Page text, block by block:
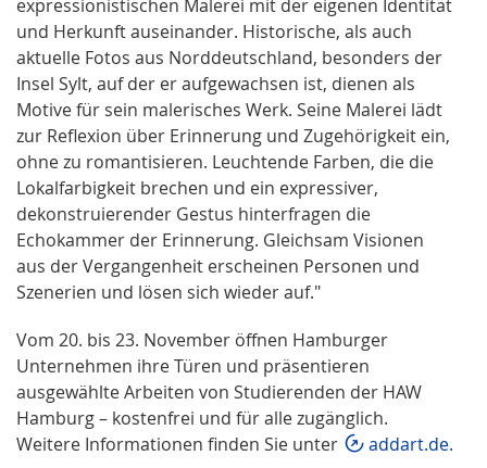
expressionistischen Malerei mit der eigenen Identität
und Herkunft auseinander. Historische, als auch
aktuelle Fotos aus Norddeutschland, besonders der
Insel Sylt, auf der er aufgewachsen ist, dienen als
Motive für sein malerisches Werk. Seine Malerei lädt
zur Reflexion über Erinnerung und Zugehörigkeit ein,
ohne zu romantisieren. Leuchtende Farben, die die
Lokalfarbigkeit brechen und ein expressiver,
dekonstruierender Gestus hinterfragen die
Echokammer der Erinnerung. Gleichsam Visionen
aus der Vergangenheit erscheinen Personen und
Szenerien und lösen sich wieder auf."
Vom 20. bis 23. November öffnen Hamburger
Unternehmen ihre Türen und präsentieren
ausgewählte Arbeiten von Studierenden der HAW
Hamburg – kostenfrei und für alle zugänglich.
Weitere Informationen finden Sie unter
addart.de.